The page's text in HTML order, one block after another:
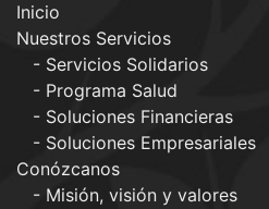
Inicio
Nuestros Servicios
Servicios Solidarios
Programa Salud
Soluciones Financieras
Soluciones Empresariales
Conózcanos
Misión, visión y valores